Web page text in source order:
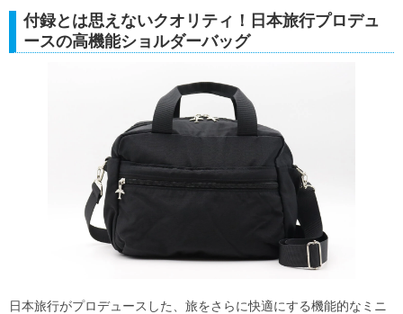
付録とは思えないクオリティ！日本旅行プロデュ
ースの高機能ショルダーバッグ
日本旅行がプロデュースした、旅をさらに快適にする機能的なミニ